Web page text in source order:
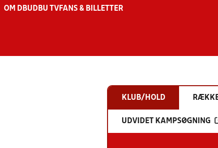
OM DBU DBU TV FANS & BILLETTER
KLUB/HOLD
UDVIDET KAMPSØGNING